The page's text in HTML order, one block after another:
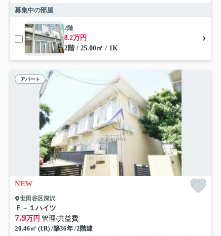
募集中の部屋
2階
8.2万円
2階 / 25.00㎡ / 1K
アパート
NEW
世田谷区深沢
Ｆ－１ハイツ
7.9万円 管理/共益費-
20.46㎡ (1R) /築36年 /2階建